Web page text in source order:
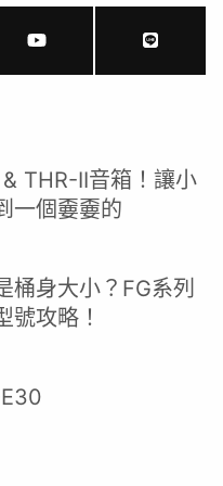
THR-II音箱！讓小
一個嫑嫑的
桶身大小？FG系列
號攻略！